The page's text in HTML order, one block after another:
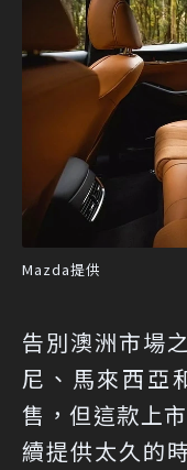
Mazda提供
告別澳洲市場
尼、馬來西亞
售，但這款上
續提供太久的